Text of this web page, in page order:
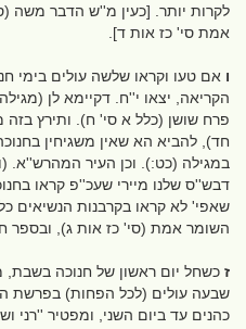
לקרות יותר. [כעין מ''ש הדבר משה
אמת סי' כז אות ד].
ו אם טעו וקראו שלשה עולים בימי
הקריאה, יצאו י''ח. דקיימא לן
פרח שושן (כלל א סי' ח). ותירץ
חד), להביא הא שאין משגיחין
במגילה (כט:). וכן העיר המהרש''א.
דבש''ס שלנו מיירי שעכ''פ קראו
שאפי' לא קראו בקרבנות הנשיאים
השומר אמת (סי' כז אות ג), ובספר
ז כשחל יום ראשון של חנוכה בשבת,
שבעה עולים (לכל הפחות) בפרשת
כהנים עד ביום השני, ומפטיר ''רני